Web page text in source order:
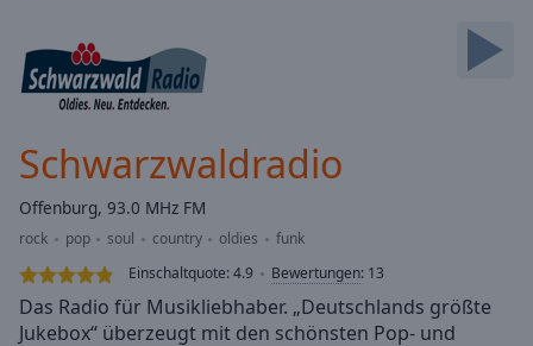
Forward
Mute
Current
Loaded:
0.00%
Stream
Type
LIVE
Seek to
live,
Schwarzwaldradio
Offenburg, 93.0 MHz FM
rock pop soul country oldies
funk
Einschaltquote:4.9 Bewertungen: 13
Das Radio für Musikliebhaber. „Deutschlands größte
Jukebox“ überzeugt mit den schönsten Pop- und